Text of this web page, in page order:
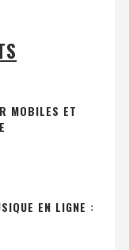
MOBILES ET
EN LIGNE :